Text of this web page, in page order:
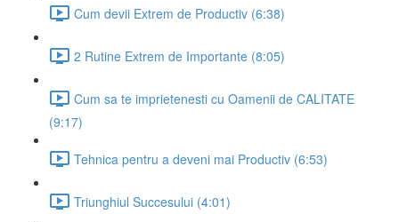
Cum devii Extrem de Productiv (6:38)
2 Rutine Extrem de Importante (8:05)
Cum sa te imprietenesti cu Oamenii de CALITATE
(9:17)
Tehnica pentru a deveni mai Productiv (6:53)
Triunghiul Succesului (4:01)